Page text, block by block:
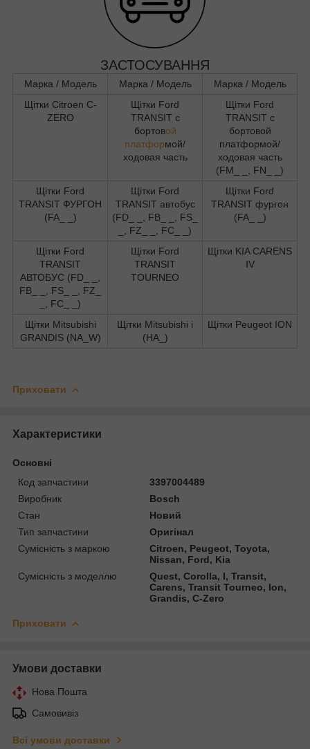
ЗАСТОСУВАННЯ
Марка / Модель Марка / Модель
Марка / Модель
Щітки Citroen C-
ZERO
Щітки Ford
TRANSIT c
бортовой
платформой/
ходовая часть
Щітки Ford
TRANSIT c
бортовой
платформой/
ходовая часть
(FM_ _, FN_ _)
Щітки Ford
TRANSIT ФУРГОН
(FA_ _)
Щітки Ford
TRANSIT автобус
(FD_ _, FB_ _, FS_
_, FZ_ _, FC_ _)
Щітки Ford
TRANSIT фургон
(FA_ _)
Щітки Ford
TRANSIT
АВТОБУС (FD_ _,
FB_ _, FS_ _, FZ_
_, FC_ _)
Щітки Ford
TRANSIT
TOURNEO
Щітки KIA CARENS
IV
Щітки Mitsubishi
GRANDIS (NA_W)
Щітки Mitsubishi i
(HA_)
Щітки Peugeot ION
Приховати
Характеристики
Основні
Код запчастини
3397004489
Виробник
Bosch
Стан
Новий
Тип запчастини
Оригінал
Сумісність з маркою
Citroen, Peugeot, Toyota,
Nissan, Ford, Kia
Сумісність з моделлю
Quest, Corolla, I, Transit,
Carens, Transit Tourneo, Ion,
Grandis, C-Zero
Приховати
Умови доставки
Нова Пошта
Самовивіз
Всі умови доставки